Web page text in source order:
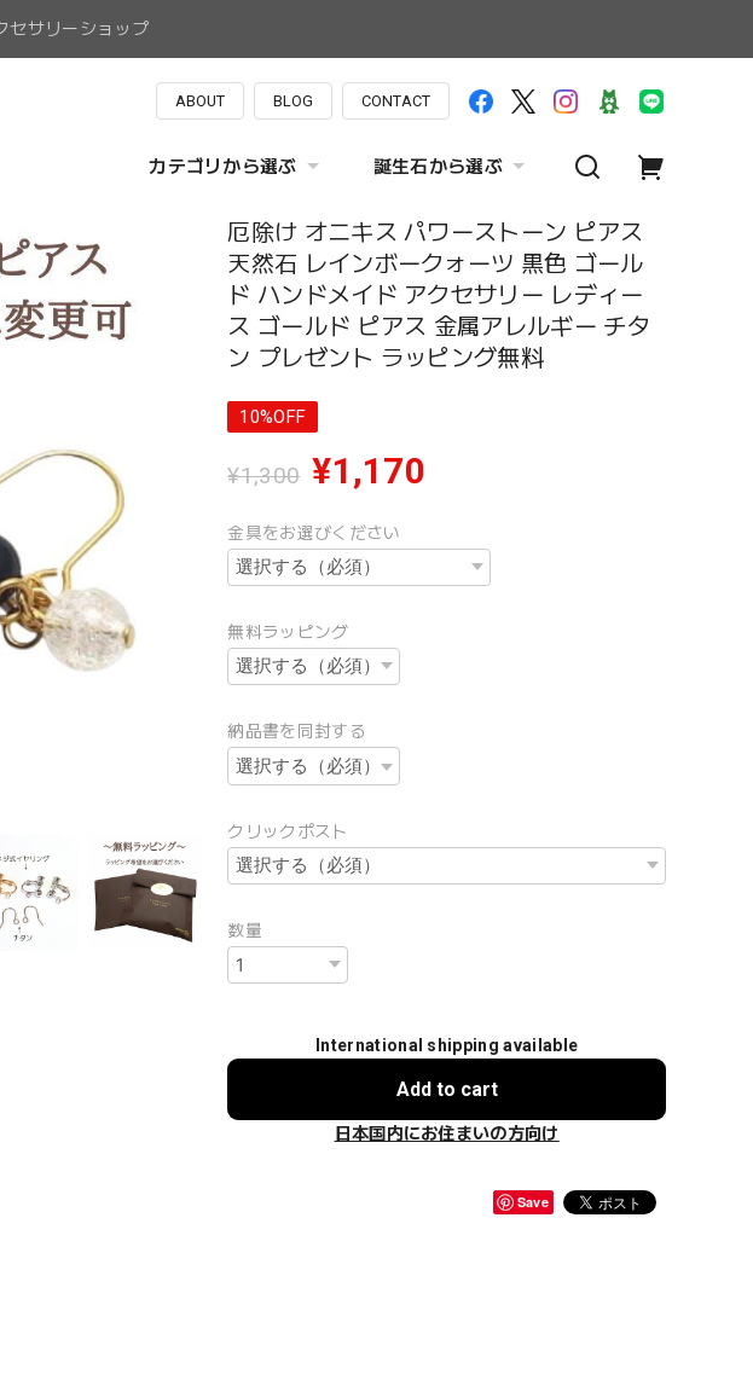
セサリーショップ
ABOUT BLOG CONTACT
カテゴリから選ぶ 誕生石から選ぶ
厄除け オニキス パワーストーン ピアス
天然石 レインボークォーツ 黒色 ゴール
ド ハンドメイド アクセサリー レディー
ス ゴールド ピアス 金属アレルギー チタ
ン プレゼント ラッピング無料
10%OFF
¥1,300 ¥1,170
金具をお選びください
無料ラッピング
納品書を同封する
クリックポスト
数量
International shipping available
Add to cart
日本国内にお住まいの方向け
Save